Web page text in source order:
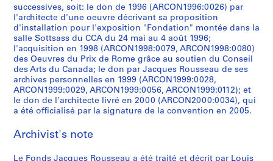
e
,
1
9
8
4
AP066.S3.D1
p
o
r
a
i
n
e
e
n
m
a
ç
é
t
i
q
u
e
d
e
l
m
a
l
l
a
t
i
o
n
"
a
s
i
t
i
o
n
"
À
t
b
s
i
t
i
o
n
"
F
o
d
s
i
t
i
o
n
"
A
m
a
r
i
e
d
'
a
r
t
d
M
s
i
t
i
o
n
s
n
o
-
e
n
t
s
d
e
r
é
f
r
successives, soit: le don de 1996 (ARCON1996:0026) par
l'architecte d'une oeuvre décrivant sa proposition
d'installation pour l'exposition "Fondation" montée dans la
salle Sottsass du CCA du 24 mai au 4 août 1996;
l'acquisition en 1998 (ARCON1998:0079, ARCON1998:0080)
des Oeuvres du Prix de Rome grâce au soutien du Conseil
des Arts du Canada; le don par Jacques Rousseau de ses
archives personnelles en 1999 (ARCON1999:0028,
ARCON1999:0029, ARCON1999:0056, ARCON1999:0112); et
le don de l'architecte livré en 2000 (ARCON2000:0034), qui
a été officialisé par la signature de la convention en 2005.
Archivist's note
Le Fonds Jacques Rousseau a été traité et décrit par Louis